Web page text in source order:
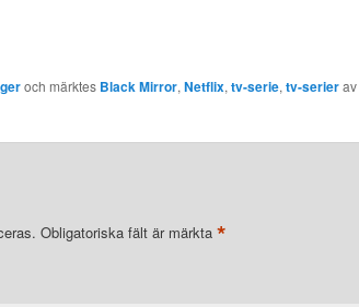
och märktes Black Mirror, Netflix, tv-serie, tv-serierav
Obligatoriska fält är märkta *